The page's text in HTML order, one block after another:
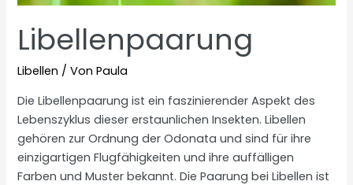
Libellenpaarung
Libellen / VonPaula
Die Libellenpaarung ist ein faszinierender Aspekt des
Lebenszyklus dieser erstaunlichen Insekten. Libellen
gehören zur Ordnung der Odonata und sind für ihre
einzigartigen Flugfähigkeiten und ihre auffälligen
Farben und Muster bekannt. Die Paarung bei Libellen ist